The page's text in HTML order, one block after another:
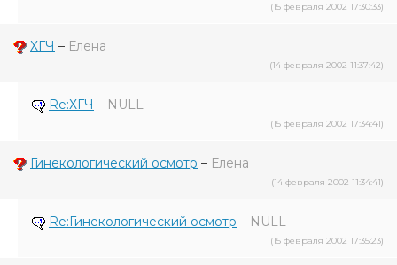
(15 февраля 2002 17:30:33)
ХГЧ – Елена
(14 февраля 2002 11:37:42)
Re:ХГЧ – NULL
(15 февраля 2002 17:34:41)
Гинекологический осмотр – Елена
(14 февраля 2002 11:34:41)
Re:Гинекологический осмотр – NULL
(15 февраля 2002 17:35:23)